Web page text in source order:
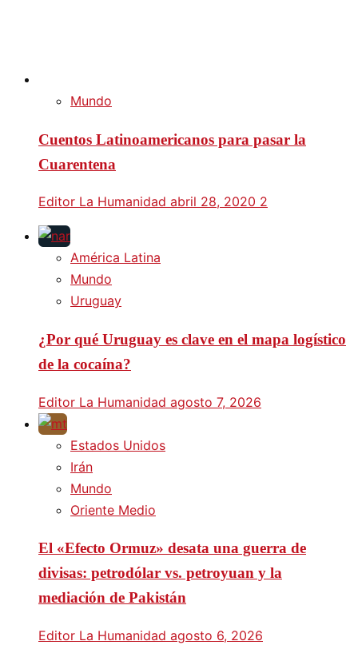
Mundo
Cuentos Latinoamericanos para pasar la
Cuarentena
Editor La Humanidad abril 28, 2020 2
América Latina
Mundo
Uruguay
¿Por qué Uruguay es clave en el mapa logístico
de la cocaína?
Editor La Humanidad agosto 7, 2026
Estados Unidos
Irán
Mundo
Oriente Medio
El «Efecto Ormuz» desata una guerra de
divisas: petrodólar vs. petroyuan y la
mediación de Pakistán
Editor La Humanidad agosto 6, 2026